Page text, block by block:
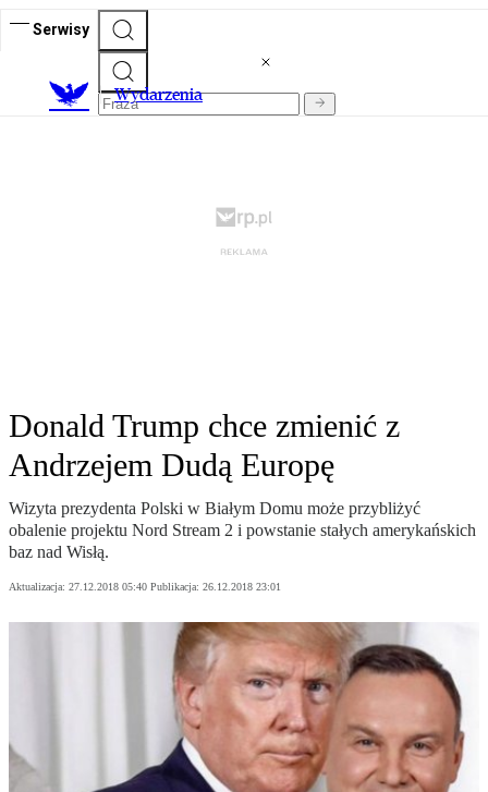
Serwisy
Wydarzenia
Donald Trump chce zmienić z
Andrzejem Dudą Europę
Wizyta prezydenta Polski w Białym Domu może przybliżyć
obalenie projektu Nord Stream 2 i powstanie stałych amerykańskich
baz nad Wisłą.
Aktualizacja: 27.12.2018 05:40 Publikacja: 26.12.2018 23:01